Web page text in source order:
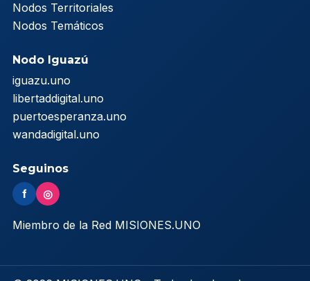
Nodos Territoriales
Nodos Temáticos
Nodo Iguazú
iguazu.uno
libertaddigital.uno
puertoesperanza.uno
wandadigital.uno
Seguinos
f ◎
Miembro de la Red MISIONES.UNO